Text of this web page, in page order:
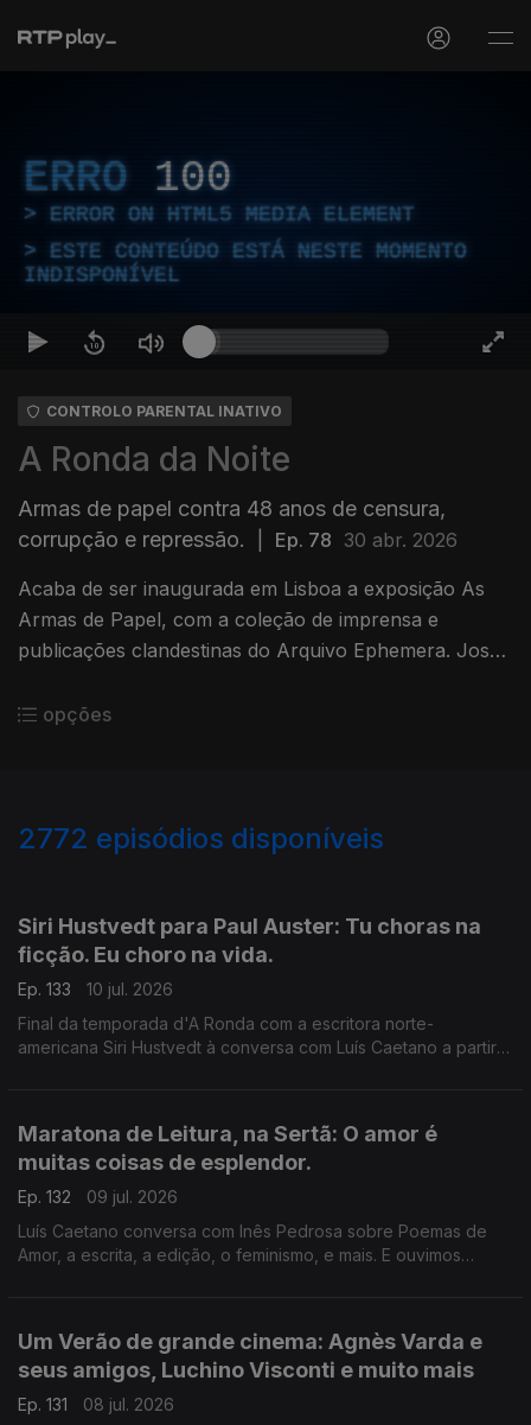
ERRO 100
ERROR ON HTML5 MEDIA ELEMENT
ESTE CONTEÚDO ESTÁ NESTE MOMENTO
INDISPONÍVEL
CONTROLO PARENTAL INATIVO
A Ronda da Noite
Armas de papel contra 48 anos de censura,
corrupção e repressão.
Ep. 78 30 abr. 2026
Acaba de ser inaugurada em Lisboa a exposição As
Armas de Papel, com a coleção de imprensa e
publicações clandestinas do Arquivo Ephemera. José
livro que deu origem.
opções
2772 episódios disponíveis
Siri Hustvedt para Paul Auster: Tu choras na
ficção. Eu choro na vida.
Ep. 133
10 jul. 2026
Final da temporada d'A Ronda com a escritora norte-
americana Siri Hustvedt à conversa com Luís Caetano a partir
Maratona de Leitura, na Sertã: O amor é
muitas coisas de esplendor.
Ep. 132
09 jul. 2026
Luís Caetano conversa com Inês Pedrosa sobre Poemas de
Amor, a escrita, a edição, o feminismo, e mais. E ouvimos
Um Verão de grande cinema: Agnès Varda e
seus amigos, Luchino Visconti e muito mais
Ep. 131
08 jul. 2026